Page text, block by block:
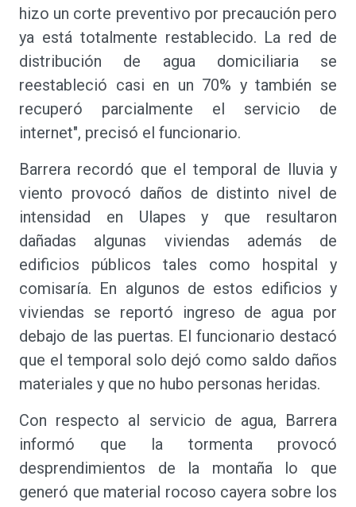
hizo un corte preventivo por precaución pero
ya está totalmente restablecido. La red de
distribución de agua domiciliaria se
reestableció casi en un 70% y también se
recuperó parcialmente el servicio de
internet", precisó el funcionario.
Barrera recordó que el temporal de lluvia y
viento provocó daños de distinto nivel de
intensidad en Ulapes y que resultaron
dañadas algunas viviendas además de
edificios públicos tales como hospital y
comisaría. En algunos de estos edificios y
viviendas se reportó ingreso de agua por
debajo de las puertas. El funcionario destacó
que el temporal solo dejó como saldo daños
materiales y que no hubo personas heridas.
Con respecto al servicio de agua, Barrera
informó que la tormenta provocó
desprendimientos de la montaña lo que
generó que material rocoso cayera sobre los